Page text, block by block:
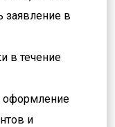
в
в течение
оформление
и